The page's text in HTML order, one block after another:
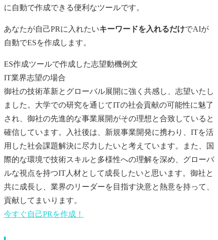
に自動で作成できる便利なツールです。
あなたが自己PRに入れたいキーワードを入れるだけでAIが
自動でESを作成します。
ES作成ツールで作成した志望動機例文
IT業界志望の場合
御社の技術革新とグローバル展開に強く共感し、志望いたし
ました。大学での研究を通じてITの社会貢献の可能性に魅了
され、御社の先進的な事業展開がその理想と合致していると
確信しています。入社後は、新規事業開発に携わり、ITを活
用した社会課題解決に尽力したいと考えています。また、国
際的な環境で技術スキルと多様性への理解を深め、グローバ
ルな視点を持つIT人材として成長したいと思います。御社と
共に成長し、業界のリーダーを目指す決意と熱意を持って、
貢献してまいります。
今すぐ自己PR を作成！